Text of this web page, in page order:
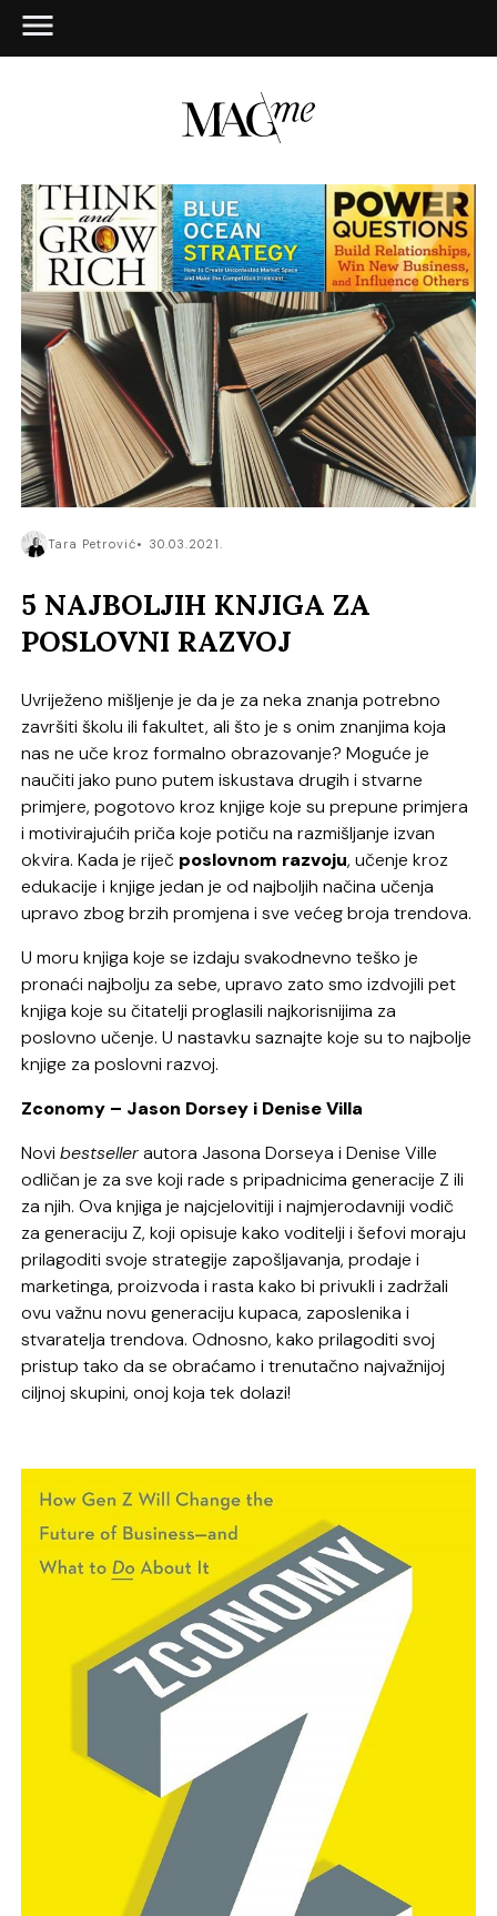
Tara Petrović 30.03.2021.
5 NAJBOLJIH KNJIGA ZA
POSLOVNI RAZVOJ
Uvriježeno mišljenje je da je za neka znanja potrebno
završiti školu ili fakultet, ali što je s onim znanjima koja
nas ne uče kroz formalno obrazovanje? Moguće je
naučiti jako puno putem iskustava drugih i stvarne
primjere, pogotovo kroz knjige koje su prepune primjera
i motivirajućih priča koje potiču na razmišljanje izvan
okvira. Kada je riječ poslovnom razvoju, učenje kroz
edukacije i knjige jedan je od najboljih načina učenja
upravo zbog brzih promjena i sve većeg broja trendova.
U moru knjiga koje se izdaju svakodnevno teško je
pronaći najbolju za sebe, upravo zato smo izdvojili pet
knjiga koje su čitatelji proglasili najkorisnijima za
poslovno učenje. U nastavku saznajte koje su to najbolje
knjige za poslovni razvoj.
Zconomy – Jason Dorsey i Denise Villa
Novibestsellerautora Jasona Dorseya i Denise Ville
odličan je za sve koji rade s pripadnicima generacije Z ili
za njih. Ova knjiga je najcjelovitiji i najmjerodavniji vodič
za generaciju Z, koji opisuje kako voditelji i šefovi moraju
prilagoditi svoje strategije zapošljavanja, prodaje i
marketinga, proizvoda i rasta kako bi privukli i zadržali
ovu važnu novu generaciju kupaca, zaposlenika i
stvaratelja trendova. Odnosno, kako prilagoditi svoj
pristup tako da se obraćamo i trenutačno najvažnijoj
ciljnoj skupini, onoj koja tek dolazi!